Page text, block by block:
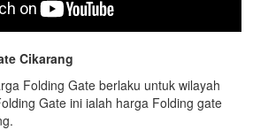
Cikarang
Folding Gate berlaku untuk wilayah
Gate ini ialah harga Folding gate